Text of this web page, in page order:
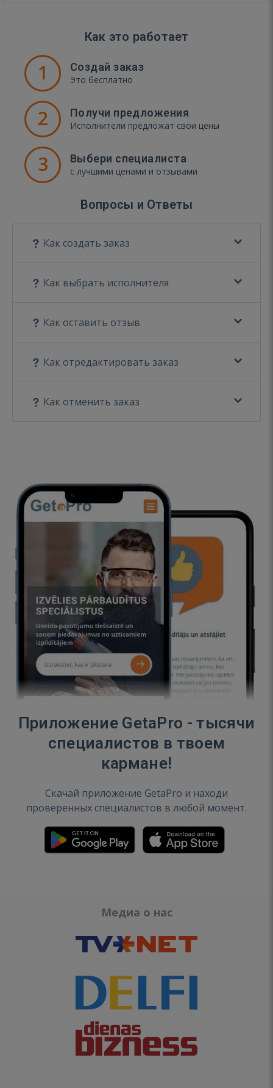
Как это работает
1 Создай заказ
Это бесплатно
2 Получи предложения
Исполнители предложат свои цены
3 Выбери специалиста
с лучшими ценами и отзывами
Вопросы и Ответы
Как создать заказ
Как выбрать исполнителя
Как оставить отзыв
Как отредактировать заказ
Как отменить заказ
Приложение GetaPro - тысячи
специалистов в твоем
кармане!
Скачай приложение GetaPro и находи
проверенных специалистов в любой момент.
Медиа о нас